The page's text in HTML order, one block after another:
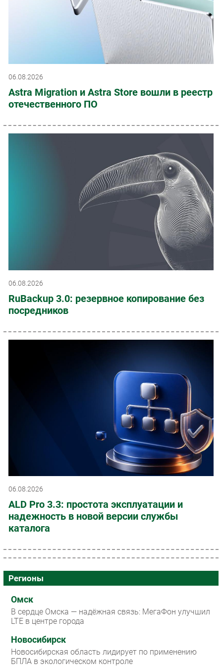
06.08.2026
Astra Migration и Astra Store вошли в реестр
отечественного ПО
06.08.2026
RuBackup 3.0: резервное копирование без
посредников
06.08.2026
ALD Pro 3.3: простота эксплуатации и
надежность в новой версии службы
каталога
Регионы
Омск
В сердце Омска — надёжная связь: МегаФон улучшил
LTE в центре города
Новосибирск
Новосибирская область лидирует по применению
БПЛА в экологическом контроле